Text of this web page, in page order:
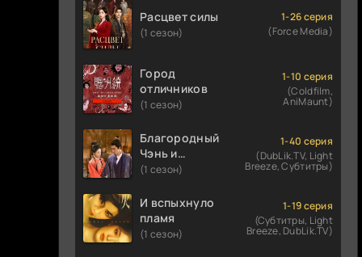
Расцвет силы
(1 сезон)
1-26 серия
(Force Media)
Город
отличников
(1 сезон)
1-10 серия
(Coldfilm,
AniMaunt)
Благородный
Чэнь и
прекрасная
(1 сезон)
1-40 серия
(DubLik.TV, Light
Breeze, Субтитры)
И вспыхнуло
пламя
(1 сезон)
1-19 серия
(Субтитры, Light
Breeze, DubLik.TV)